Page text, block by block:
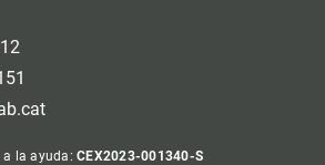
a la ayuda:CEX2023-001340-S